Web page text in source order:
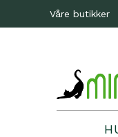
Våre butikker